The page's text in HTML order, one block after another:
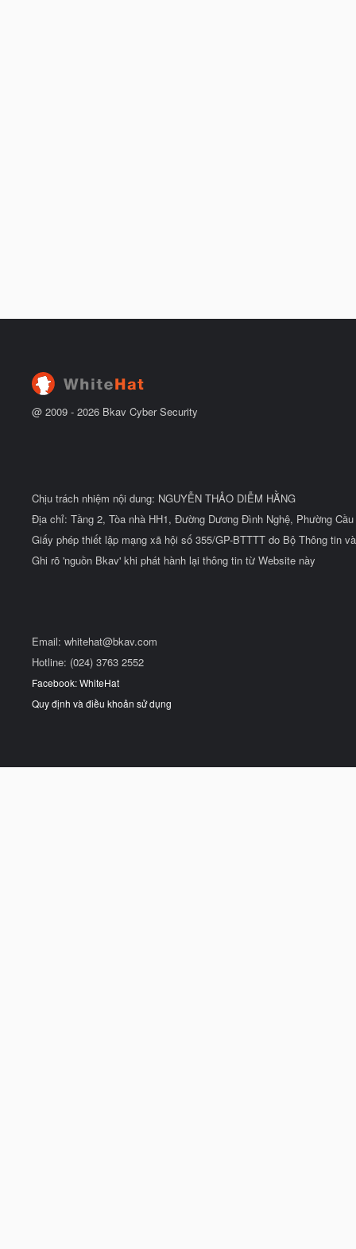
@ 2009 - 2026 Bkav Cyber Security
Chịu trách nhiệm nội dung: NGUYỄN THẢO DIỄM HẰNG
Địa chỉ: Tầng 2, Tòa nhà HH1, Đường Dương Đình Nghệ, Phường
Giấy phép thiết lập mạng xã hội số 355/GP-BTTTT do Bộ Thông tin
Ghi rõ 'nguồn Bkav' khi phát hành lại thông tin từ Website này
Email: whitehat@bkav.com
Hotline: (024) 3763 2552
Facebook: WhiteHat
Quy định và điều khoản sử dụng